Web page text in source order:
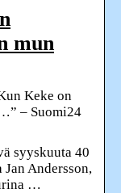
mun
Keke on
– Suomi24
syyskuuta 40
Andersson,
…